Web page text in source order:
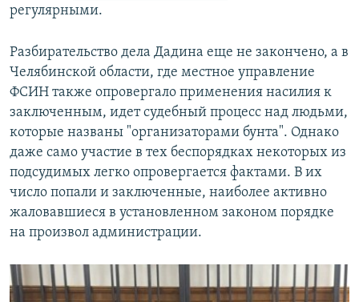
регулярными.
Разбирательство дела Дадина еще не закончено, а в
Челябинской области, где местное управление
ФСИН также опровергало применения насилия к
заключенным, идет судебный процесс над людьми,
которые названы "организаторами бунта". Однако
даже само участие в тех беспорядках некоторых из
подсудимых легко опровергается фактами. В их
число попали и заключенные, наиболее активно
жаловавшиеся в установленном законом порядке
на произвол администрации.